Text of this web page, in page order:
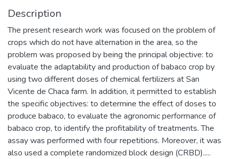
Description
The present research work was focused on the problem of
crops which do not have alternation in the area, so the
problem was proposed by being the principal objective: to
evaluate the adaptability and production of babaco crop by
using two different doses of chemical fertilizers at San
Vicente de Chaca farm. In addition, it permitted to establish
the specific objectives: to determine the effect of doses to
produce babaco, to evaluate the agronomic performance of
babaco crop, to identify the profitability of treatments. The
assay was performed with four repetitions. Moreover, it was
also used a complete randomized block design (CRBD).....